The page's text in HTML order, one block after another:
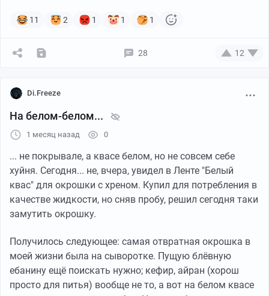
11 2 1 1 1
28 12
Di.Freeze
На белом-белом...
1 месяц назад 0
... не покрывале, а квасе белом, но не совсем себе
хуйня. Сегодня... не, вчера, увидел в Ленте "Белый
квас" для окрошки с хреном. Купил для потребления в
качестве жидкости, но сняв пробу, решил сегодня таки
замутить окрошку.
Получилось следующее: самая отвратная окрошка в
моей жизни была на сыворотке. Пущую блёвную
ебанину ещё поискать нужно; кефир, айран (хорош
просто для питья) вообще не то, а вот на белом квасе